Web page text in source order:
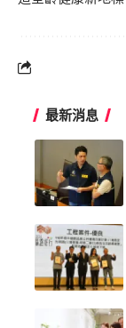
最新消息